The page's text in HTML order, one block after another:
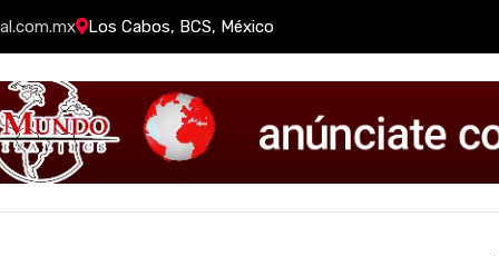
Los Cabos, BCS, México